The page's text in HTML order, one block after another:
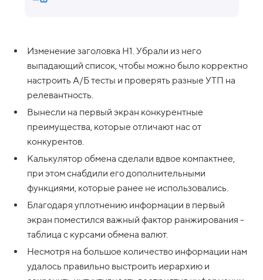
Изменение заголовка H1. Убрали из него
выпадающий список, чтобы можно было корректно
настроить А/Б тесты и проверять разные УТП на
релевантность.
Вынесли на первый экран конкурентные
преимущества, которые отличают нас от
конкурентов.
Калькулятор обмена сделали вдвое компактнее,
при этом снабдили его дополнительными
функциями, которые ранее не использовались.
Благодаря уплотнению информации в первый
экран поместился важный фактор ранжирования -
таблица с курсами обмена валют.
Несмотря на большое количество информации нам
удалось правильно выстроить иерархию и